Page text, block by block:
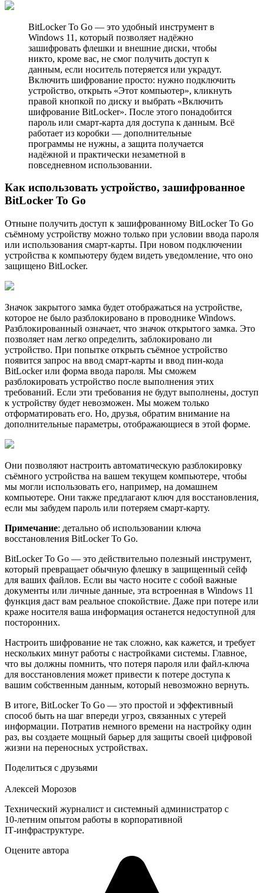
BitLocker To Go — это удобный инструмент в
Windows 11, который позволяет надёжно
зашифровать флешки и внешние диски, чтобы
никто, кроме вас, не смог получить доступ к
данным, если носитель потеряется или украдут.
Включить шифрование просто: нужно подключить
устройство, открыть «Этот компьютер», кликнуть
правой кнопкой по диску и выбрать «Включить
шифрование BitLocker». После этого понадобится
пароль или смарт-карта для доступа к данным. Всё
работает из коробки — дополнительные
программы не нужны, а защита получается
надёжной и практически незаметной в
повседневном использовании.
Как использовать устройство, зашифрованное
BitLocker To Go
Отныне получить доступ к зашифрованному BitLocker To Go
съёмному устройству можно только при условии ввода пароля
или использования смарт-карты. При новом подключении
устройства к компьютеру будем видеть уведомление, что оно
защищено BitLocker.
Значок закрытого замка будет отображаться на устройстве,
которое не было разблокировано в проводнике Windows.
Разблокированный означает, что значок открытого замка. Это
позволяет нам легко определить, заблокировано ли
устройство. При попытке открыть съёмное устройство
появится запрос на ввод смарт-карты и ввод пин-кода
BitLocker или форма ввода пароля. Мы сможем
разблокировать устройство после выполнения этих
требований. Если эти требования не будут выполнены, доступ
к устройству будет невозможен. Мы можем только
отформатировать его. Но, друзья, обратим внимание на
дополнительные параметры, отображающиеся в этой форме.
Они позволяют настроить автоматическую разблокировку
съёмного устройства на вашем текущем компьютере, чтобы
мы могли использовать его, например, на домашнем
компьютере. Они также предлагают ключ для восстановления,
если мы забудем пароль или потеряем смарт-карту.
Примечание: детально об использовании ключа
восстановления BitLocker To Go.
BitLocker To Go — это действительно полезный инструмент,
который превращает обычную флешку в защищенный сейф
для ваших файлов. Если вы часто носите с собой важные
документы или личные данные, эта встроенная в Windows 11
функция даст вам реальное спокойствие. Даже при потере или
краже носителя ваша информация останется недоступной для
посторонних.
Настроить шифрование не так сложно, как кажется, и требует
нескольких минут работы с настройками системы. Главное,
что вы должны помнить, что потеря пароля или файл-ключа
для восстановления может привести к потере доступа к
вашим собственным данным, который невозможно вернуть.
В итоге, BitLocker To Go — это простой и эффективный
способ быть на шаг впереди угроз, связанных с утерей
информации. Потратив немного времени на настройку один
раз, вы создаете мощный барьер для защиты своей цифровой
жизни на переносных устройствах.
Поделиться с друзьями
Алексей Морозов
Технический журналист и системный администратор с
10‑летним опытом работы в корпоративной
IT‑инфраструктуре.
Оцените автора